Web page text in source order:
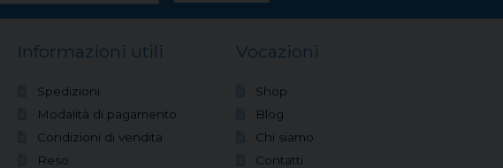
Informazioni utili
Spedizioni
Modalità di pagamento
Condizioni di vendita
Reso
Vocazioni
Shop
Blog
Chi siamo
Contatti